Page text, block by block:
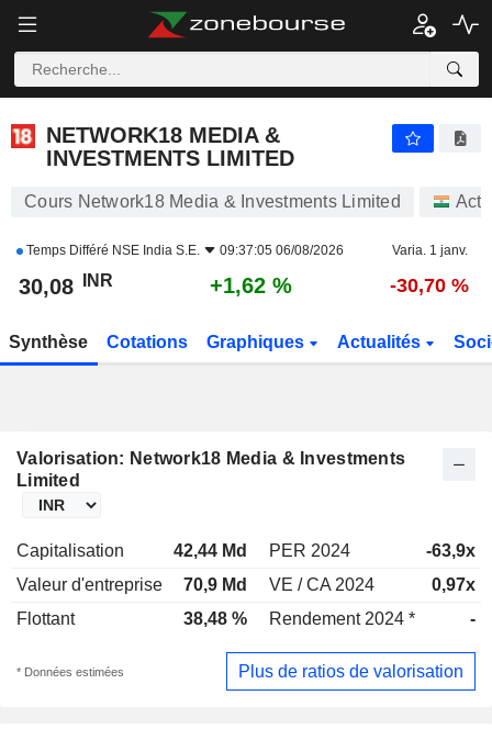
NETWORK18 MEDIA &
INVESTMENTS LIMITED
Cours Network18 Media & Investments Limited
Temps Différé NSE India S.E. 09:37:05 06/08/2026 Varia. 1 janv.
30,08 INR +1,62 % -30,70 %
Synthèse Cotations Graphiques Actualités
Valorisation: Network18 Media & Investments
Limited
Capitalisation 42,44 Md PER 2024
-63,9x
Valeur d'entreprise
70,9 Md VE / CA 2024
0,97x
Flottant
38,48 % Rendement 2024 * -
* Données estimées Plus de ratios de valorisation